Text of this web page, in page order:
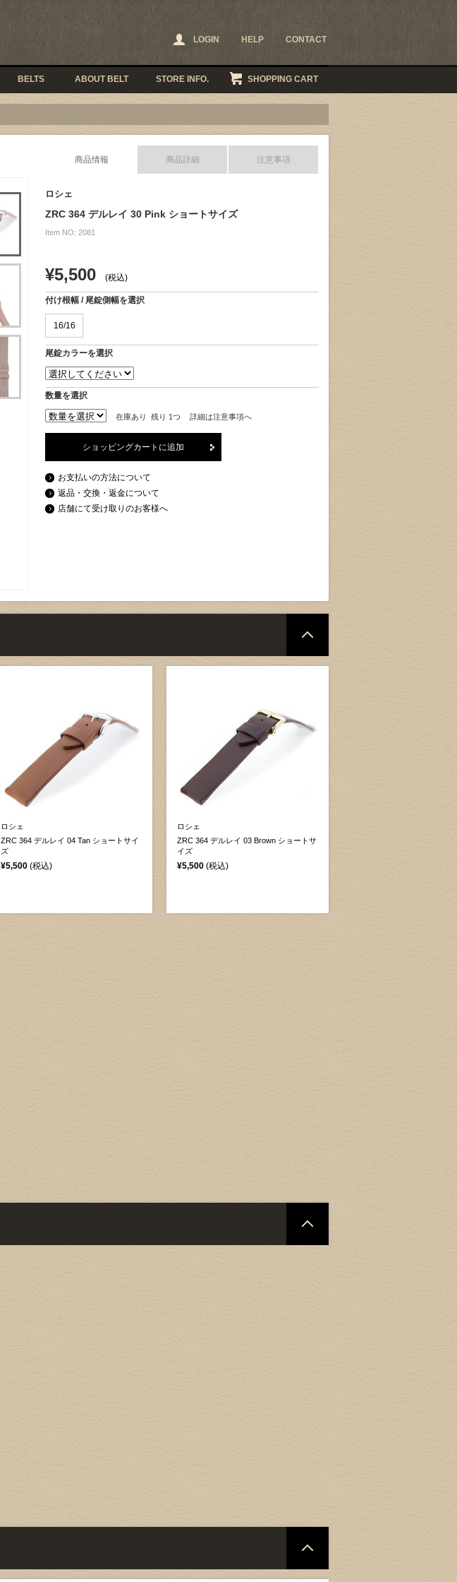
LOGIN HELP CONTACT
BELTS ABOUT BELT STORE INFO. SHOPPING CART
商品情報 商品詳細 注意事項
ロシェ
ZRC 364 デルレイ 30 Pink ショートサイズ
Item NO: 2081
¥5,500 (税込)
付け根幅 / 尾錠側幅を選択
16/16
尾錠カラーを選択
数量を選択
在庫あり 残り 1つ 詳細は注意事項へ
ショッピングカートに追加
お支払いの方法について
返品・交換・返金について
店舗にて受け取りのお客様へ
ロシェ
ZRC 364 デルレイ 04 Tan ショートサイ
ズ
¥5,500 (税込)
ロシェ
ZRC 364 デルレイ 03 Brown ショートサ
イズ
¥5,500 (税込)